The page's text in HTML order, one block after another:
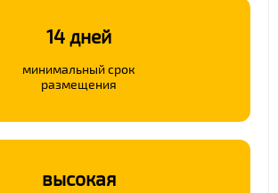
14 дней
минимальный срок
размещения
высокая